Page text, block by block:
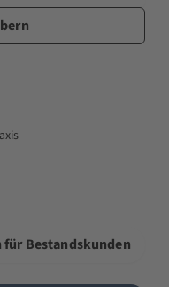
für Bestandskunden